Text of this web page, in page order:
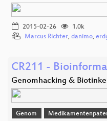
2015-02-26
1.0k
Marcus Richter, danimo,
CR211 -
Genomhacking &
Genom